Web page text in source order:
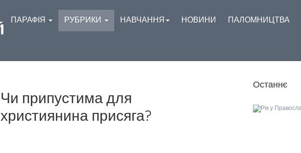
ПАРАФІЯ РУБРИКИ НАВЧАННЯ НОВИНИ ПАЛОМНИЦТВА
Чи припустима для
християнина присяга?
Останнє